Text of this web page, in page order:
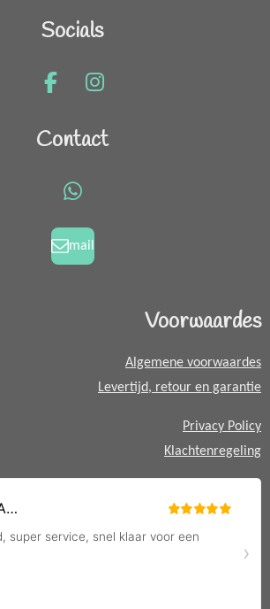
Socials
F
c
k
I
s
a
m
Contact
W
a
t
mail
Voorwaardes
Algemene voorwaardes
Levertijd, retour en garantie
Privacy Policy
Klachtenregeling